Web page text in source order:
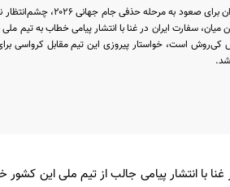
تیم ملی فوتبال ایران برای صعود به مرحله
سفارت ایران در غنا با انتشار پیامی خطاب به تیم
کی‌روش است، خواستار پیروزی این تیم مقابل کرواسی
غنا با انتشار پیامی جالب از تیم ملی این